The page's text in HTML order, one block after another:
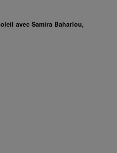
avec Samira Baharlou,